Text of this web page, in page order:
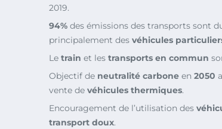
2019.
94% des émissions des transports sont
principalement des véhicules
Le train et les transports en commun
Objectif de neutralité carbone en 2050
vente de véhicules thermiques.
Encouragement de l’utilisation des
transport doux.